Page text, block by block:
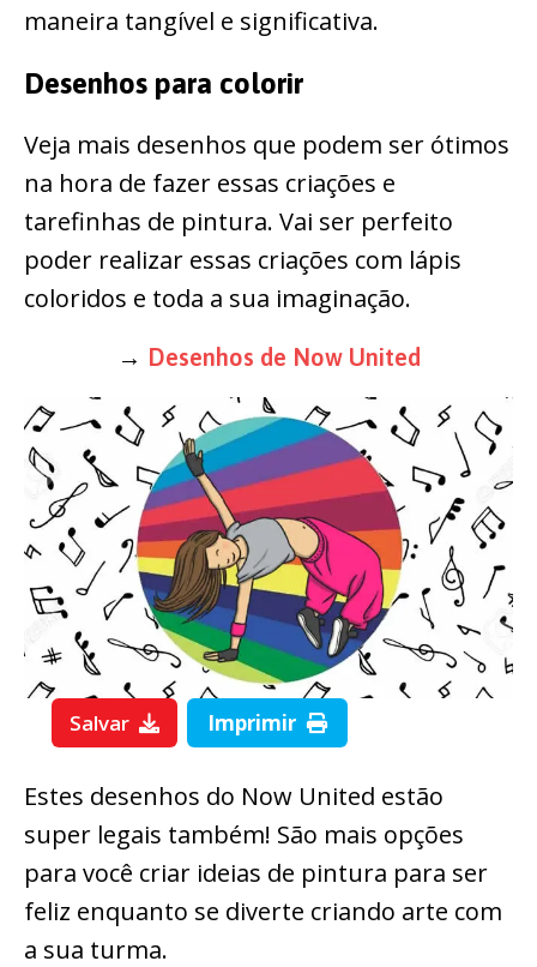
maneira tangível e significativa.
Desenhos para colorir
Veja mais desenhos que podem ser ótimos
na hora de fazer essas criações e
tarefinhas de pintura. Vai ser perfeito
poder realizar essas criações com lápis
coloridos e toda a sua imaginação.
→ Desenhos de Now United
Salvar Imprimir
Estes desenhos do Now United estão
super legais também! São mais opções
para você criar ideias de pintura para ser
feliz enquanto se diverte criando arte com
a sua turma.